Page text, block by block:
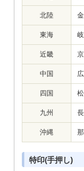
北陸
東海
近畿
中国
四国
九州
沖縄
特印(手押し)